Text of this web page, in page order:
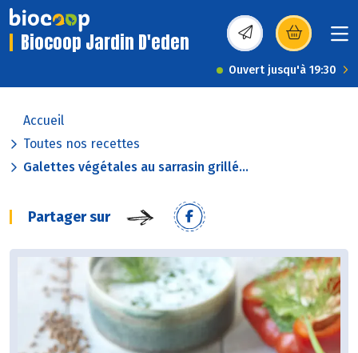
Biocoop Jardin D'eden (s’ouvre dans une
Ouvert jusqu'à 19:30
Accueil
Toutes nos recettes
Galettes végétales au sarrasin grillé...
Partager sur